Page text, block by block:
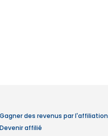
Gagner des revenus par l'affiliation
Devenir affilié